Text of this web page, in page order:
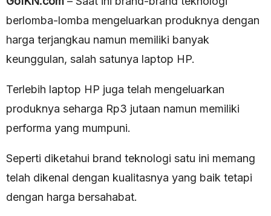
berlomba-lomba mengeluarkan produknya dengan
harga terjangkau namun memiliki banyak
keunggulan, salah satunya laptop HP.
Terlebih laptop HP juga telah mengeluarkan
produknya seharga Rp3 jutaan namun memiliki
performa yang mumpuni.
Seperti diketahui brand teknologi satu ini memang
telah dikenal dengan kualitasnya yang baik tetapi
dengan harga bersahabat.